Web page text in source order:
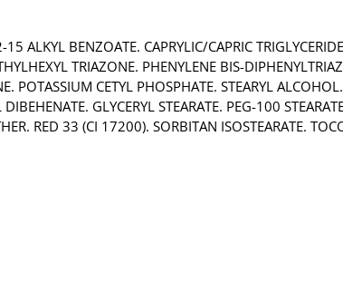
ALKYL BENZOATE. CAPRYLIC/CAPRIC
TRIAZONE. PHENYLENE BIS-
POTASSIUM CETYL PHOSPHATE. STEARYL
GLYCERYL STEARATE. PEG-100
RED 33 (CI 17200). SORBITAN ISOSTEARATE.